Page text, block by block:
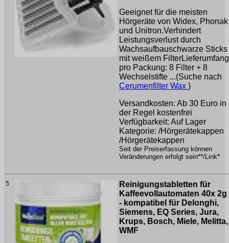
Geeignet für die meisten
Hörgeräte von Widex, Phonak
und Unitron.Verhindert
Leistungsverlust durch
Wachsaufbauschwarze Sticks
mit weißem FilterLieferumfang
pro Packung: 8 Filter + 8
Wechselstifte ...(Suche nach
Cerumenfilter Wax )
Versandkosten: Ab 30 Euro in
der Regel kostenfrei
Verfügbarkeit: Auf Lager
Kategorie: /Hörgerätekappen
/Hörgerätekappen
Seit der Preiserfassung können
Veränderungen erfolgt sein**/Link*
5
Reinigungstabletten für
Kaffeevollautomaten 40x 2g
- kompatibel für Delonghi,
Siemens, EQ Series, Jura,
Krups, Bosch, Miele, Melitta,
WMF